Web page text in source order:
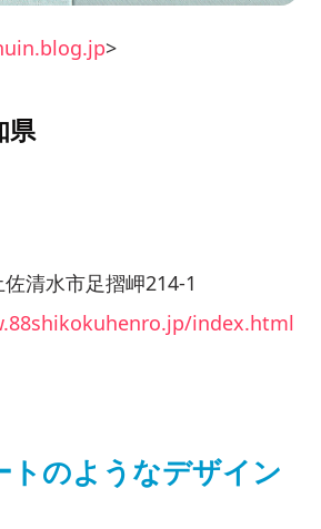
>
県
清水市足摺岬214-1
index.html
トのようなデザイン